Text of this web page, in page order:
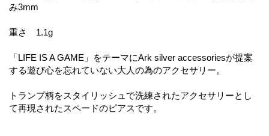
み3mm
重さ 1.1g
「LIFE IS A GAME」をテーマにArk silver accessoriesが提案
する遊び心を忘れていない大人の為のアクセサリー。
トランプ柄をスタイリッシュで洗練されたアクセサリーとし
て再現されたスペードのピアスです。